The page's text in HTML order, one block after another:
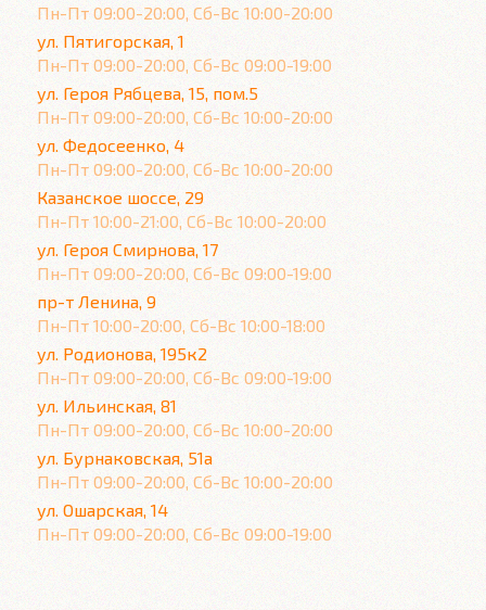
Пн-Пт 09:00-20:00, Сб-Вс 10:00-20:00
ул. Пятигорская, 1
Пн-Пт 09:00-20:00, Сб-Вс 09:00-19:00
ул. Героя Рябцева, 15, пом.5
Пн-Пт 09:00-20:00, Сб-Вс 10:00-20:00
ул. Федосеенко, 4
Пн-Пт 09:00-20:00, Сб-Вс 10:00-20:00
Казанское шоссе, 29
Пн-Пт 10:00-21:00, Сб-Вс 10:00-20:00
ул. Героя Смирнова, 17
Пн-Пт 09:00-20:00, Сб-Вс 09:00-19:00
пр-т Ленина, 9
Пн-Пт 10:00-20:00, Сб-Вс 10:00-18:00
ул. Родионова, 195к2
Пн-Пт 09:00-20:00, Сб-Вс 09:00-19:00
ул. Ильинская, 81
Пн-Пт 09:00-20:00, Сб-Вс 10:00-20:00
ул. Бурнаковская, 51а
Пн-Пт 09:00-20:00, Сб-Вс 10:00-20:00
ул. Ошарская, 14
Пн-Пт 09:00-20:00, Сб-Вс 09:00-19:00